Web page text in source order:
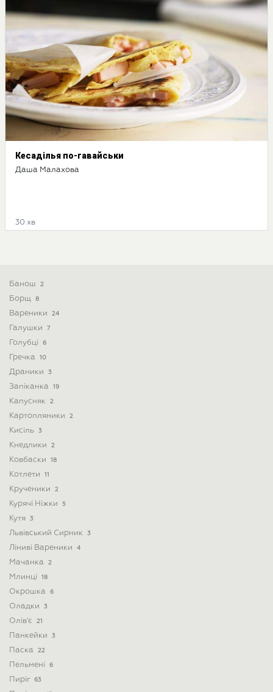
Кесаділья по-гавайськи
Даша Малахова
30 хв
Банош 2
Борщ 8
Вареники 24
Галушки 7
Голубці 6
Гречка 10
Драники 3
Запіканка 19
Капусняк 2
Картопляники 2
Кисіль 3
Кнедлики 2
Ковбаски 18
Котлети 11
Крученики 2
Курячі Ніжки 5
Кутя 3
Львівський Сирник 3
Ліниві Вареники 4
Мачанка 2
Млинці 18
Окрошка 6
Оладки 3
Олів'є 21
Панкейки 3
Паска 22
Пельмені 6
Пиріг 63